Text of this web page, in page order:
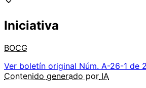
Iniciativa
BOCG
Ver boletín original Núm. A-26-1 de
Contenido generado por IA